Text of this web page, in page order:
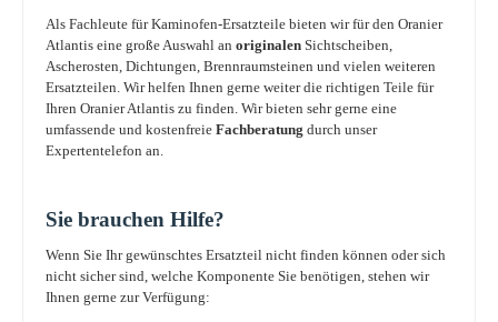
Als Fachleute für Kaminofen-Ersatzteile bieten wir für den Oranier
Atlantis eine große Auswahl an originalen Sichtscheiben,
Ascherosten, Dichtungen, Brennraumsteinen und vielen weiteren
Ersatzteilen. Wir helfen Ihnen gerne weiter die richtigen Teile für
Ihren Oranier Atlantis zu finden. Wir bieten sehr gerne eine
umfassende und kostenfreie Fachberatung durch unser
Expertentelefon an.
Sie brauchen Hilfe?
Wenn Sie Ihr gewünschtes Ersatzteil nicht finden können oder sich
nicht sicher sind, welche Komponente Sie benötigen, stehen wir
Ihnen gerne zur Verfügung: